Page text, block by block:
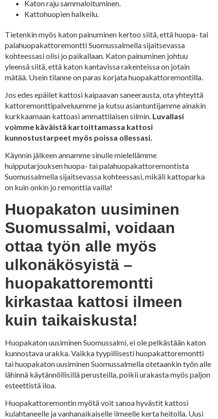
Katon raju sammaloituminen.
Kattohuopien halkeilu.
Tietenkin myös katon painuminen kertoo siitä, että huopa- tai
palahuopakattoremontti Suomussalmella sijaitsevassa
kohteessasi olisi jo paikallaan. Katon painuminen johtuu
yleensä siitä, että katon kantavissa rakenteissa on jotain
mätää. Usein tilanne on paras korjata huopakattoremontilla.
Jos edes epäilet kattosi kaipaavan saneerausta, ota yhteyttä
kattoremonttipalveluumme ja kutsu asiantuntijamme ainakin
kurkkaamaan kattoasi ammattilaisen silmin. Luvallasi
voimme käväistä kartoittamassa kattosi
kunnostustarpeet myös poissa ollessasi.
Käynnin jälkeen annamme sinulle mielellämme
huipputarjouksen huopa- tai palahuopakattoremontista
Suomussalmella sijaitsevassa kohteessasi, mikäli kattoparka
on kuin onkin jo remonttia vailla!
Huopakaton uusiminen
Suomussalmi, voidaan
ottaa työn alle myös
ulkonäkösyistä –
huopakattoremontti
kirkastaa kattosi ilmeen
kuin taikaiskusta!
Huopakaton uusiminen Suomussalmi, ei ole pelkästään katon
kunnostava urakka. Vaikka tyypillisesti huopakattoremontti
tai huopakaton uusiminen Suomussalmella otetaankin työn alle
lähinnä käytännöllisillä perusteilla, poikii urakasta myös paljon
esteettistä iloa.
Huopakattoremontin myötä voit sanoa hyvästit kattosi
kulahtaneelle ja vanhanaikaiselle ilmeelle kerta heitolla. Uusi